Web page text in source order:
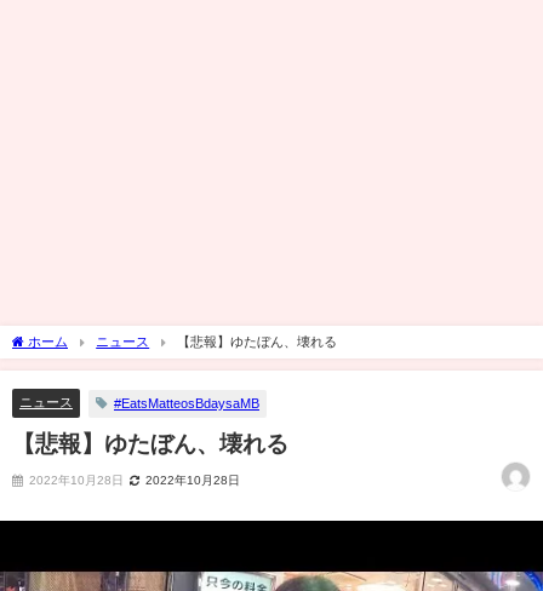
ホーム ニュース 【悲報】ゆたぼん、壊れる
ニュース #EatsMatteosBdaysaMB
【悲報】ゆたぼん、壊れる
2022年10月28日 2022年10月28日